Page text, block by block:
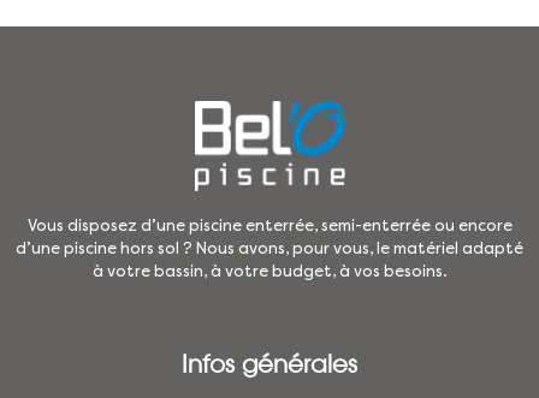
Vous disposez d’une piscine enterrée, semi-enterrée ou encore
d’une piscine hors sol ? Nous avons, pour vous, le matériel adapté
à votre bassin, à votre budget, à vos besoins.
Infos générales